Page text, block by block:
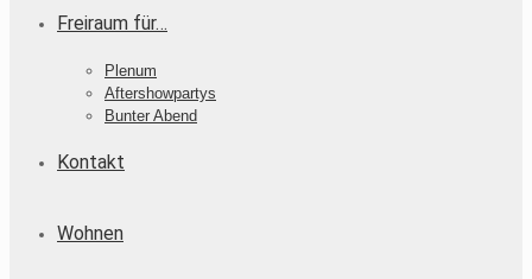
Freiraum für…
Plenum
Aftershowpartys
Bunter Abend
Kontakt
Wohnen